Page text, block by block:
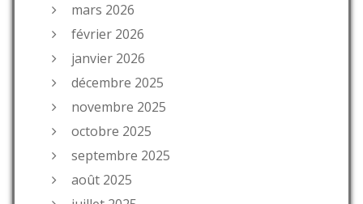
mars 2026
février 2026
janvier 2026
décembre 2025
novembre 2025
octobre 2025
septembre 2025
août 2025